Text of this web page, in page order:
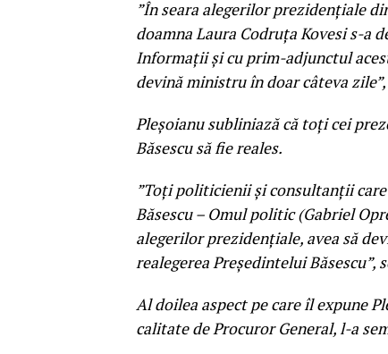
”În seara alegerilor prezidențiale
doamna Laura Codruța Kovesi s-a
Informații și cu prim-adjunctul
devină ministru în doar câteva
Pleșoianu subliniază că toți cei
Băsescu să fie reales.
”Toți politicienii și consultanții
Băsescu – Omul politic (Gabriel
alegerilor prezidențiale, avea să
realegerea Președintelui Băsescu”,
Al doilea aspect pe care îl expune
calitate de Procuror General, l-a